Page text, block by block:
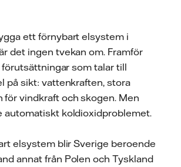
ett förnybart elsystem i
det ingen tvekan om. Framför
som talar till
på sikt: vattenkraften, stora
för vindkraft och skogen. Men
automatiskt koldioxidproblemet.
elsystem blir Sverige beroende
annat från Polen och Tyskland